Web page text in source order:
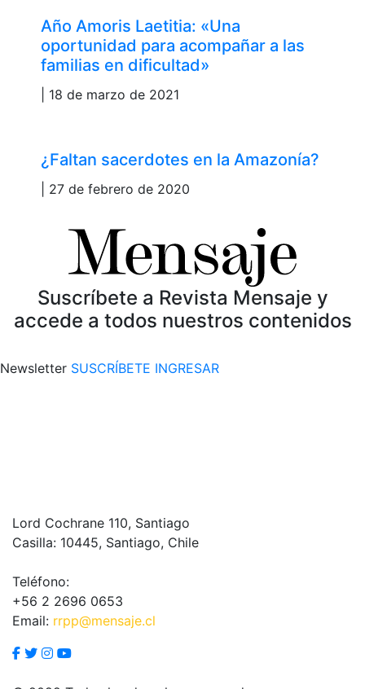
Año Amoris Laetitia: «Una
oportunidad para acompañar a las
familias en dificultad»
| 18 de marzo de 2021
¿Faltan sacerdotes en la Amazonía?
| 27 de febrero de 2020
Suscríbete a Revista Mensaje y
accede a todos nuestros contenidos
Newsletter SUSCRÍBETE INGRESAR
Lord Cochrane 110, Santiago
Casilla: 10445, Santiago, Chile
Teléfono:
+56 2 2696 0653
Email: rrpp@mensaje.cl